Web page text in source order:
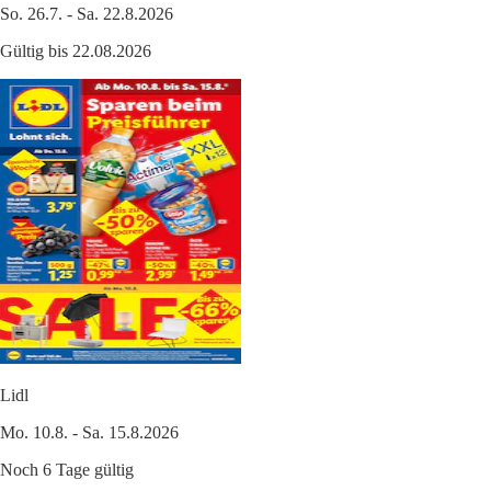
So. 26.7. - Sa. 22.8.2026
Gültig bis 22.08.2026
Lidl
Mo. 10.8. - Sa. 15.8.2026
Noch 6 Tage gültig